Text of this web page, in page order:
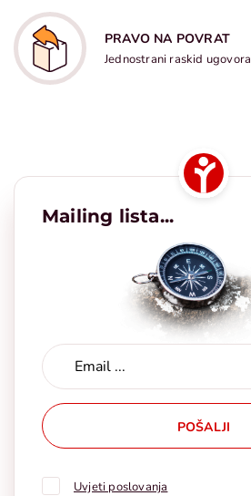
PRAVO NA POVRAT
Jednostrani raskid ugovora
Mailing lista...
POŠALJI
Uvjeti poslovanja